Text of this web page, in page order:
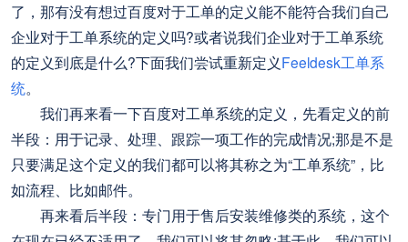
了，那有没有想过百度对于工单的定义能不能符合我们自己
企业对于工单系统的定义吗?或者说我们企业对于工单系统
的定义到底是什么?下面我们尝试重新定义Feeldesk工单系
统。
我们再来看一下百度对工单系统的定义，先看定义的前
半段：用于记录、处理、跟踪一项工作的完成情况;那是不是
只要满足这个定义的我们都可以将其称之为“工单系统”，比
如流程、比如邮件。
再来看后半段：专门用于售后安装维修类的系统，这个